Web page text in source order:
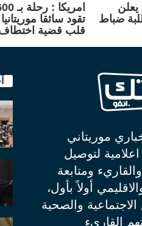
يعلن
ضباط
تقود سائقا
قلب قضية
موريتاني
لتوصيل
ومتابعة
أولاً بأول،
والصحية
القاريء